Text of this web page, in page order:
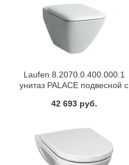
Laufen 8.2070.0.400.000.1
унитаз PALACE подвесной с
42 693 руб.